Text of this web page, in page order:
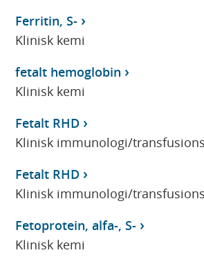
Ferritin, S-
Klinisk kemi
fetalt hemoglobin
Klinisk kemi
Fetalt RHD
Klinisk immunologi/
Fetalt RHD
Klinisk immunologi/
Fetoprotein, alfa-, S-
Klinisk kemi